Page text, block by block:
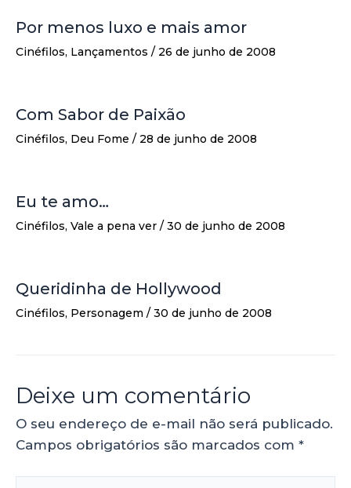
Por menos luxo e mais amor
Cinéfilos, Lançamentos / 26 de junho de 2008
Com Sabor de Paixão
Cinéfilos, Deu Fome / 28 de junho de 2008
Eu te amo…
Cinéfilos, Vale a pena ver / 30 de junho de 2008
Queridinha de Hollywood
Cinéfilos, Personagem / 30 de junho de 2008
Deixe um comentário
O seu endereço de e-mail não será publicado.
Campos obrigatórios são marcados com *